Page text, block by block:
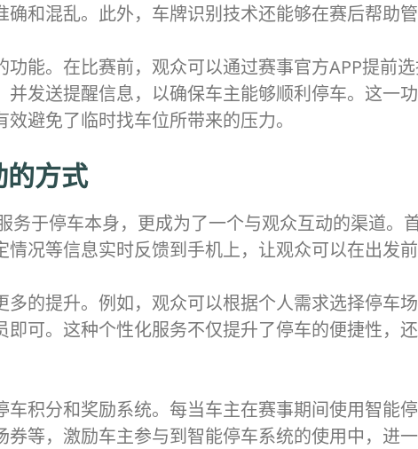
和混乱。此外，车牌识别技术还能够在赛后帮助
能。在比赛前，观众可以通过赛事官方APP提前
发送提醒信息，以确保车主能够顺利停车。这一
避免了临时找车位所带来的压力。
的方式
务于停车本身，更成为了一个与观众互动的渠道。
况等信息实时反馈到手机上，让观众可以在出发前
的提升。例如，观众可以根据个人需求选择停车
可。这种个性化服务不仅提升了停车的便捷性，
积分和奖励系统。每当车主在赛事期间使用智能
等，激励车主参与到智能停车系统的使用中，进一